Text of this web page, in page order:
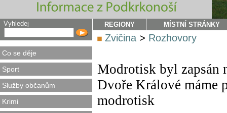
Vyhledej
Co se děje
Sport
Služby občanům
Krimi
REGIONY MÍSTNÍ STRÁNKY
Zvičina > Rozhovory
Modrotisk byl zapsán
Dvoře Králové máme
modrotisk